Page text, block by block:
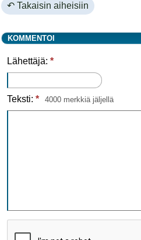
↶ Takaisin aiheisiin
KOMMENTOI
Lähettäjä: *
Teksti: * 4000 merkkiä jäljellä